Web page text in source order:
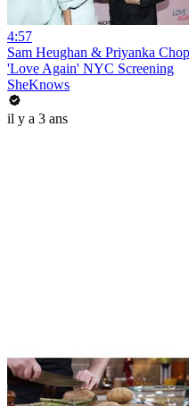
4:57
Sam Heughan & Priyanka
'Love Again' NYC Screening
SheKnows
il y a 3 ans